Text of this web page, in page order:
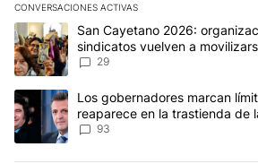
CONVERSACIONES ACTIVAS
Este listado muestra los artículos con
Un artículo de tendencia con el título
San Cayetano 2026:
sindicatos vuelven a
reclamos al Gobierno
29
Un artículo de tendencia con el título
Los gobernadores marcan
reaparece en la trastienda de
93